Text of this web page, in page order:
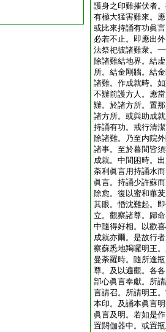
護身之印難摧伏者
有極大猛害難來。
或比來持誦有功眞
必若不止。即應出
法祭祀彼諸難衆。
除諸難結地界。結
所。結金剛牆。結
諸難。作成就時。
不辦前護方人。應
辦。於諸方所。置
諸方所。或與助成
持誦有功。戒行清
除諸難。乃至内院
諸事。至於暮間皆
成就。中間困時。
荼利眞言用持誦水
眞言。持誦少許蘇
除愈。復以蜜和蓽
其眼。惛沈難起。
立。觀察諸尊。歸
中隨得好相。以歡
成就亦爾。是故行
察蘇悉地羯囉明王
曼荼羅時。隨所逢
尊。及以遍觀。各
部心眞言奉獻。所
言請召。所請明王
本印。及誦本眞言
眞言及明。若如是
置閼伽器中。或置